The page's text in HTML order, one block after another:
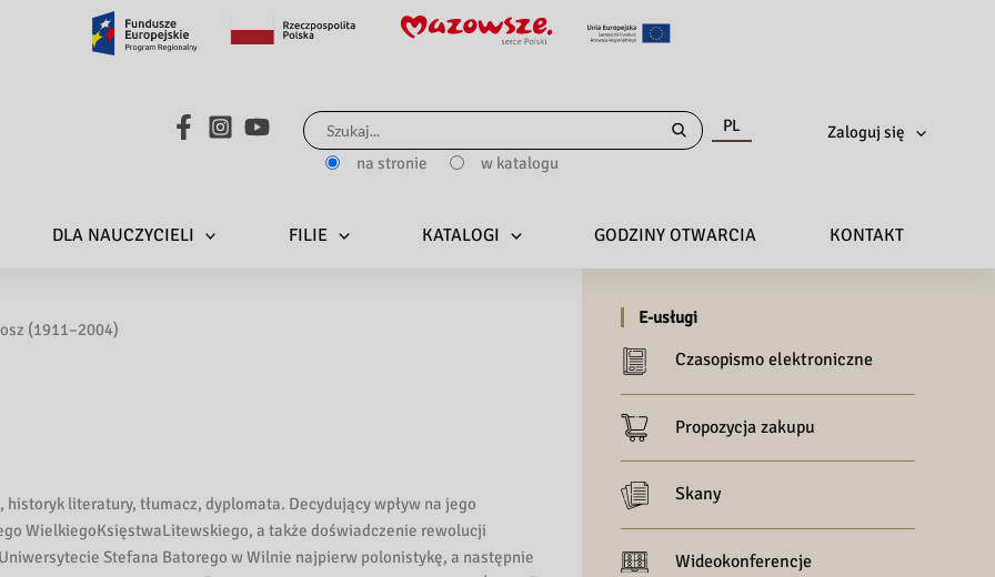
Search...
na stronie
w katalogu
PL Zaloguj się
DLA NAUCZYCIELI FILIE KATALOGI GODZINY OTWARCIA KONTAKT
(1911–2004)
literatury, tłumacz, dyplomata. Decydujący wpływ na jego
WielkiegoKsięstwaLitewskiego, a także doświadczenie rewolucji
Stefana Batorego w Wilnie najpierw polonistykę, a następnie
E-usługi
Czasopismo elektroniczne
Propozycja zakupu
Skany
Wideokonferencje